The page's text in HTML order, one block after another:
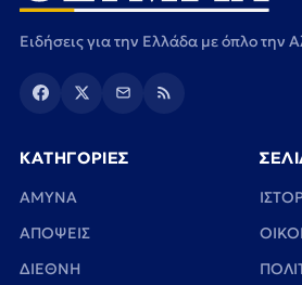
Ειδήσεις για την Ελλάδα με όπλο την
ΚΑΤΗΓΟΡΙΕΣ
ΑΜΥΝΑ
ΑΠΟΨΕΙΣ
ΔΙΕΘΝΗ